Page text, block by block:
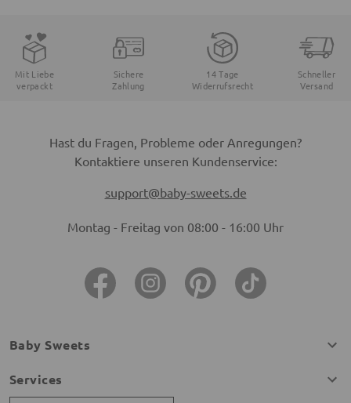
Mit Liebe
verpackt
Sichere
Zahlung
14 Tage
Widerrufsrecht
Schneller
Versand
Hast du Fragen, Probleme oder Anregungen?
Kontaktiere unseren Kundenservice:
support@baby-sweets.de
Montag - Freitag von 08:00 - 16:00 Uhr
Baby Sweets
Services